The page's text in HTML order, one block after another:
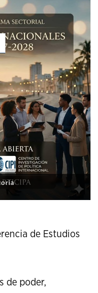
Studies
de Estudios
de poder,